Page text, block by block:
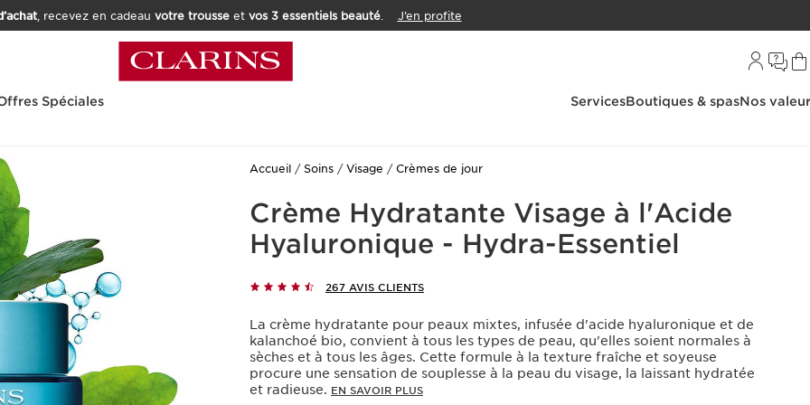
, recevez en cadeau votre trousseet vos 3 essentiels beauté. J’en profite
Spéciales ServicesBoutiques & spasNos
Accueil Soins Visage Crèmes de jour
Crème Hydratante Visage à l'Acide
Hyaluronique - Hydra-Essentiel
267 AVIS CLIENTS
La crème hydratante pour peaux mixtes, infusée d'acide hyaluronique et de
kalanchoé bio, convient à tous les types de peau, qu'elles soient normales à
sèches et à tous les âges. Cette formule à la texture fraîche et soyeuse
procure une sensation de souplesse à la peau du visage, la laissant hydratée
et radieuse. EN SAVOIR PLUS